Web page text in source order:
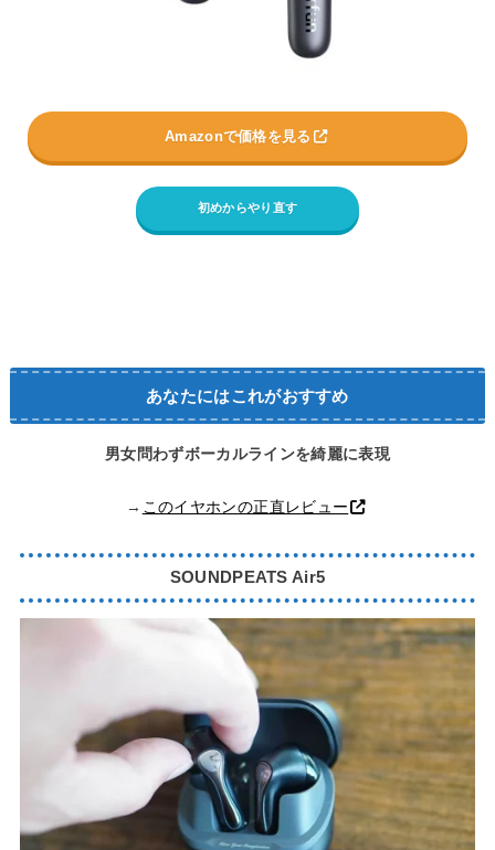
Amazonで価格を見る
初めからやり直す
あなたにはこれがおすすめ
男女問わずボーカルラインを綺麗に表現
→ このイヤホンの正直レビュー
SOUNDPEATS Air5